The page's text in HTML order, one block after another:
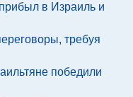
в Израиль и
требуя
победили